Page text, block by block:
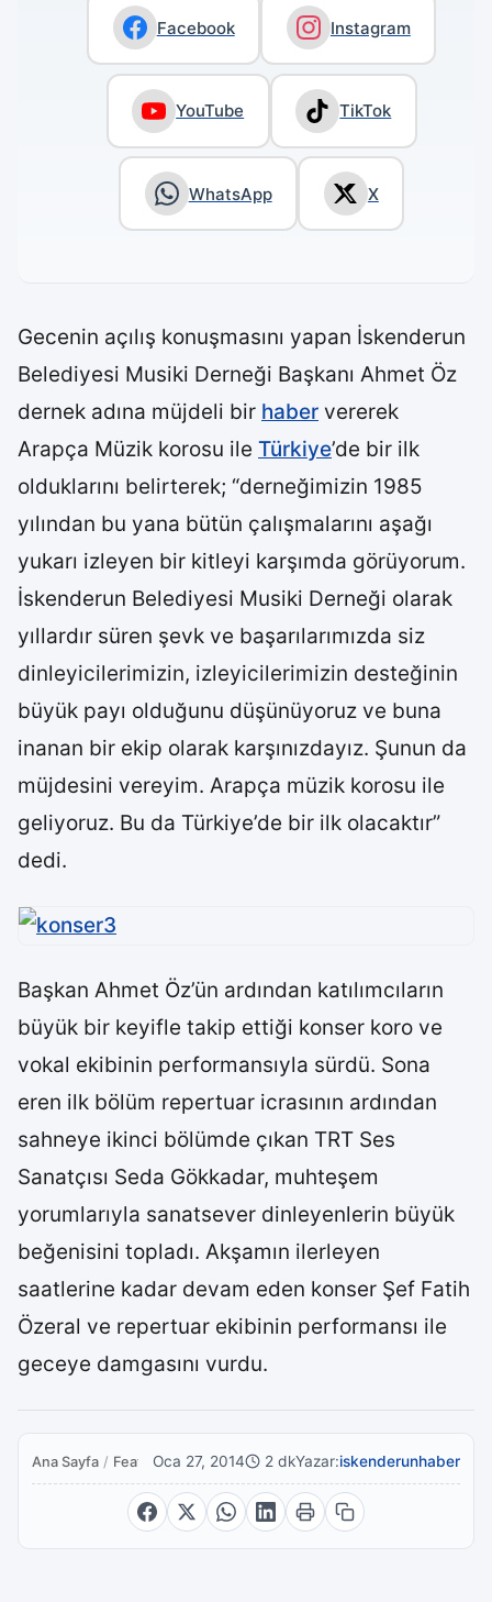
Facebook Instagram
YouTube TikTok
WhatsApp X
Gecenin açılış konuşmasını yapan İskenderun
Belediyesi Musiki Derneği Başkanı Ahmet Öz
dernek adına müjdeli bir haber vererek
Arapça Müzik korosu ile Türkiye’de bir ilk
olduklarını belirterek; “derneğimizin 1985
yılından bu yana bütün çalışmalarını aşağı
yukarı izleyen bir kitleyi karşımda görüyorum.
İskenderun Belediyesi Musiki Derneği olarak
yıllardır süren şevk ve başarılarımızda siz
dinleyicilerimizin, izleyicilerimizin desteğinin
büyük payı olduğunu düşünüyoruz ve buna
inanan bir ekip olarak karşınızdayız. Şunun da
müjdesini vereyim. Arapça müzik korosu ile
geliyoruz. Bu da Türkiye’de bir ilk olacaktır”
dedi.
Başkan Ahmet Öz’ün ardından katılımcıların
büyük bir keyifle takip ettiği konser koro ve
vokal ekibinin performansıyla sürdü. Sona
eren ilk bölüm repertuar icrasının ardından
sahneye ikinci bölümde çıkan TRT Ses
Sanatçısı Seda Gökkadar, muhteşem
yorumlarıyla sanatsever dinleyenlerin büyük
beğenisini topladı. Akşamın ilerleyen
saatlerine kadar devam eden konser Şef Fatih
Özeral ve repertuar ekibinin performansı ile
geceye damgasını vurdu.
Ana Sayfa / FeaturedOca 27, 2014 2 dkYazar:iskenderunhaber